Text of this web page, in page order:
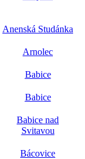
Anenská Studánka
Arnolec
Babice
Babice
Babice nad
Svitavou
Bácovice